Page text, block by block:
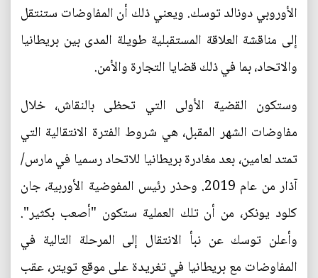
الأوروبي دونالد توسك. ويعني ذلك أن المفاوضات ستنتقل
إلى مناقشة العلاقة المستقبلية طويلة المدى بين بريطانيا
والاتحاد، بما في ذلك قضايا التجارة والأمن.
وستكون القضية الأولى التي تحظى بالنقاش، خلال
مفاوضات الشهر المقبل، هي شروط الفترة الانتقالية التي
تمتد لعامين، بعد مغادرة بريطانيا للاتحاد رسميا في مارس/
آذار من عام 2019. وحذر رئيس المفوضية الأوربية، جان
كلود يونكر، من أن تلك العملية ستكون "أصعب بكثير".
وأعلن توسك عن نبأ الانتقال إلى المرحلة التالية في
المفاوضات مع بريطانيا في تغريدة على موقع تويتر، عقب